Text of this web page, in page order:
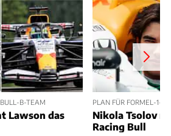
B-TEAM
Lawson das
PLAN FÜR FORMEL-1-
Nikola Tsolov
Racing Bull